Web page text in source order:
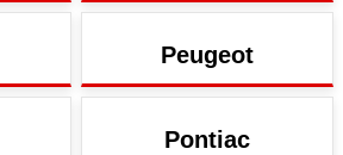
Peugeot
Pontiac